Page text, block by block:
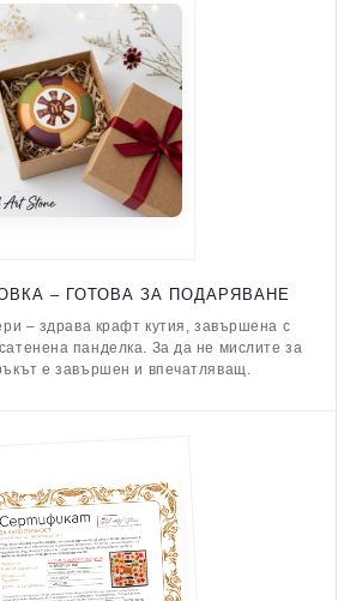
– ГОТОВА ЗА ПОДАРЯВАНЕ
– здрава крафт кутия, завършена с
панделка. За да не мислите за
е завършен и впечатляващ.